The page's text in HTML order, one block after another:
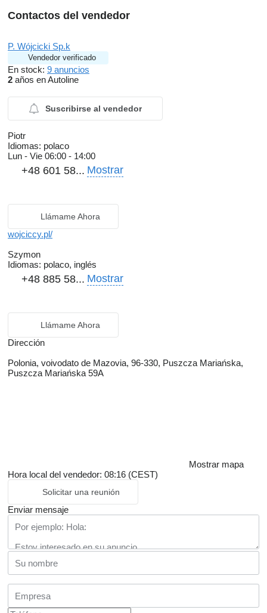
Contactos del vendedor
P. Wójcicki Sp.k
Vendedor verificado
En stock: 9 anuncios
2 años en Autoline
Suscribirse al vendedor
Piotr
Idiomas: polaco
Lun - Vie 06:00 - 14:00
+48 601 58... Mostrar
Llámame Ahora
wojciccy.pl/
Szymon
Idiomas: polaco, inglés
+48 885 58... Mostrar
Llámame Ahora
Dirección
Polonia, voivodato de Mazovia, 96-330, Puszcza Mariańska,
Puszcza Mariańska 59A
Mostrar mapa
Hora local del vendedor: 08:16 (CEST)
Solicitar una reunión
Enviar mensaje